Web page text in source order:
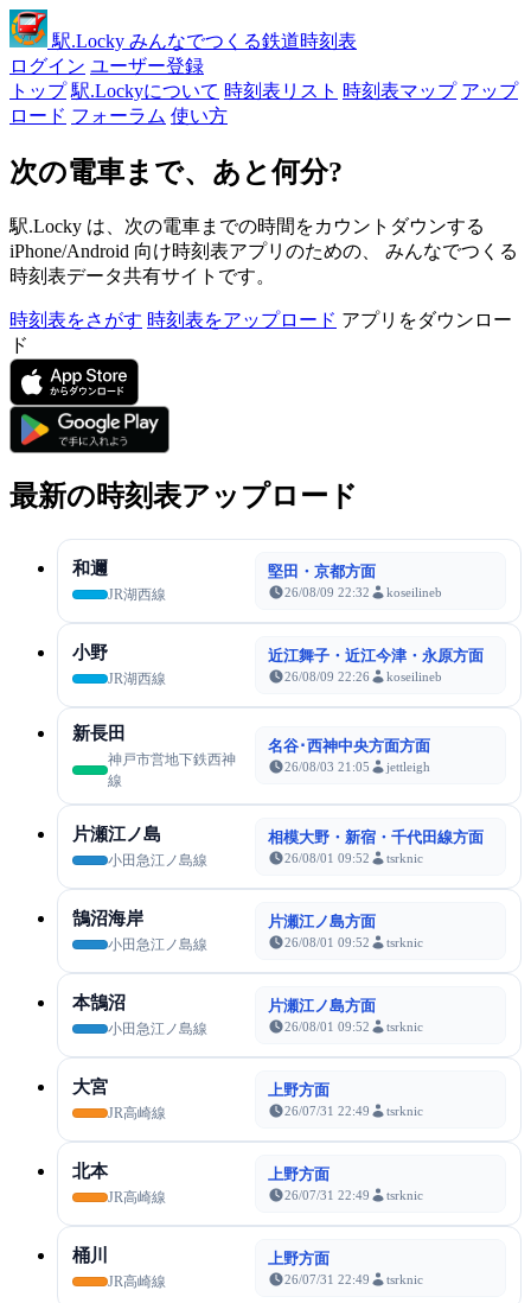
駅.Locky みんなでつくる鉄道時刻表
ログイン ユーザー登録
トップ 駅.Lockyについて 時刻表リスト 時刻表マップ アップ
ロード フォーラム 使い方
次の電車まで、あと何分?
駅.Locky は、次の電車までの時間をカウントダウンする
iPhone/Android 向け時刻表アプリのための、 みんなでつくる
時刻表データ共有サイトです。
時刻表をさがす 時刻表をアップロード アプリをダウンロー
ド
最新の時刻表アップロード
和邇
JR湖西線
堅田・京都方面
26/08/09 22:32 koseilineb
小野
JR湖西線
近江舞子・近江今津・永原方面
26/08/09 22:26 koseilineb
新長田
神戸市営地下鉄西神
線
名谷･西神中央方面方面
26/08/03 21:05 jettleigh
片瀬江ノ島
小田急江ノ島線
相模大野・新宿・千代田線方面
26/08/01 09:52 tsrknic
鵠沼海岸
小田急江ノ島線
片瀬江ノ島方面
26/08/01 09:52 tsrknic
本鵠沼
小田急江ノ島線
片瀬江ノ島方面
26/08/01 09:52 tsrknic
大宮
JR高崎線
上野方面
26/07/31 22:49 tsrknic
北本
JR高崎線
上野方面
26/07/31 22:49 tsrknic
桶川
JR高崎線
上野方面
26/07/31 22:49 tsrknic